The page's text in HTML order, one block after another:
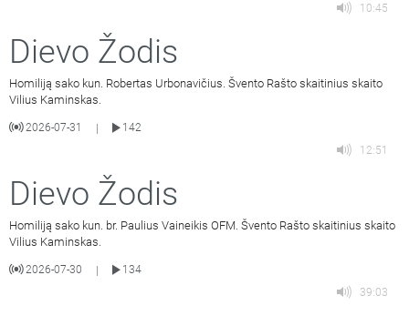
10:45
Dievo Žodis
Homiliją sako kun. Robertas Urbonavičius. Švento Rašto skaitinius skaito
Vilius Kaminskas.
2026-07-31 |
142
12:51
Dievo Žodis
Homiliją sako kun. br. Paulius Vaineikis OFM. Švento Rašto skaitinius skaito
Vilius Kaminskas.
2026-07-30 |
134
39:03